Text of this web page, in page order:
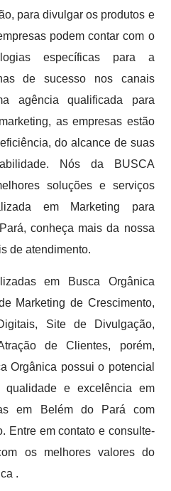
para divulgar os produtos e
podem contar com o
específicas para a
de sucesso nos canais
agência qualificada para
as empresas estão
do alcance de suas
Nós da BUSCA
soluções e serviços
em Marketing para
conheça mais da nossa
de atendimento.
em Busca Orgânica
Marketing de Crescimento,
Site de Divulgação,
de Clientes, porém,
Orgânica possui o potencial
qualidade e excelência em
em Belém do Pará com
Entre em contato e consulte-
os melhores valores do
.